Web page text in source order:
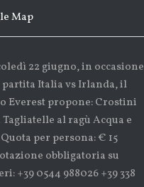
Map
22 giugno, in occasione
partita Italia vs Irlanda, il
Everest propone: Crostini
al ragù Acqua e
per persona: € 15
obbligatoria su
+39 0544 988026 +39 338